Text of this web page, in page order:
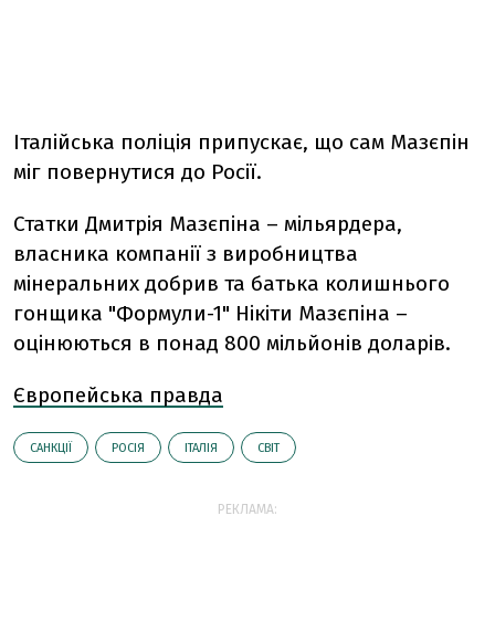
Італійська поліція припускає, що сам Мазєпін
міг повернутися до Росії.
Статки Дмитрія Мазєпіна – мільярдера,
власника компанії з виробництва
мінеральних добрив та батька колишнього
гонщика "Формули-1" Нікіти Мазєпіна –
оцінюються в понад 800 мільйонів доларів.
Європейська правда
САНКЦІЇ РОСІЯ ІТАЛІЯ СВІТ
РЕКЛАМА: